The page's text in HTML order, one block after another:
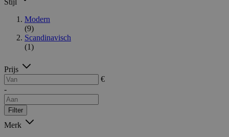
Stijl
Modern
(9)
Scandinavisch
(1)
Prijs
€
-
Filter
Merk